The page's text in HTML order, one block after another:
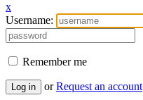
x
Username:
Remember me
Log in or Request an account